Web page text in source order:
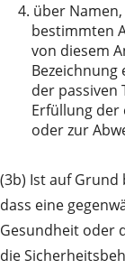
4. über
bestimmten
von diesem
der passiven
Erfüllung
oder zur
(3b) Ist auf
dass eine
Gesundheit oder
die